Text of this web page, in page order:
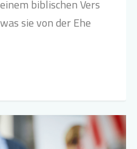
biblischen Vers
sie von der Ehe